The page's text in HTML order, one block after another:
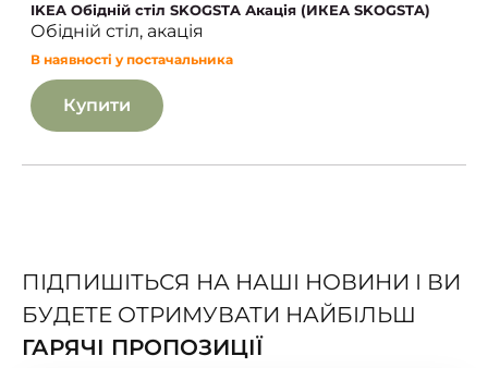
IKEA Обідній стіл SKOGSTA Акація (ИКЕА SKOGSTA)
Обідній стіл, акація
В наявності у постачальника
Купити
ПІДПИШІТЬСЯ НА НАШІ НОВИНИ І ВИ
БУДЕТЕ ОТРИМУВАТИ НАЙБІЛЬШ
ГАРЯЧІ ПРОПОЗИЦІЇ